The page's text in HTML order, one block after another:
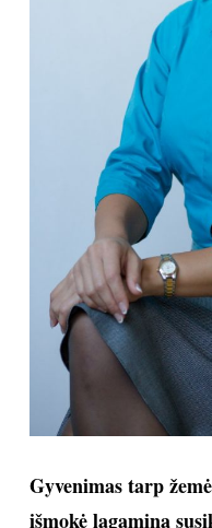
Galbūt galėtum
pasiruošti ilgoms,
jos būtų kuo
Kelionė visada
jos metu užsiimame
žiūrėti filmus, skaityti
spręsti kryžiažodžius.
pailsėjęs ir sočiai
dar lengviau.
ar nedidelę antklodę.
pasakyti, jog skara
kelionės metu ja
perlenkus naudoti
pagalvoja apie
prie kelionės